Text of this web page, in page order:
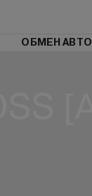
ОБМЕН АВТО